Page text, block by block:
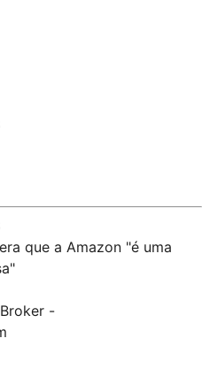
que a Amazon "é uma
-